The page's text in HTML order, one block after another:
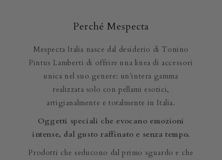
Perché Mespecta
Mespecta Italia nasce dal desiderio di Tonino
Pintus Lamberti di offrire una linea di accessori
unica nel suo genere: un'intera gamma
realizzata solo con pellami esotici,
artigianalmente e totalmente in Italia.
Oggetti speciali che evocano emozioni
intense, dal gusto raffinato e senza tempo.
Prodotti che seducono dal primo sguardo e che